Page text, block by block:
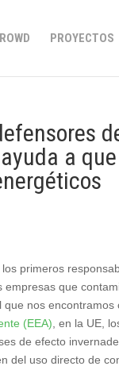
PROYECTOS
a
primeros
que
nos
(EEA) , en la UE,
de efecto
del uso directo de